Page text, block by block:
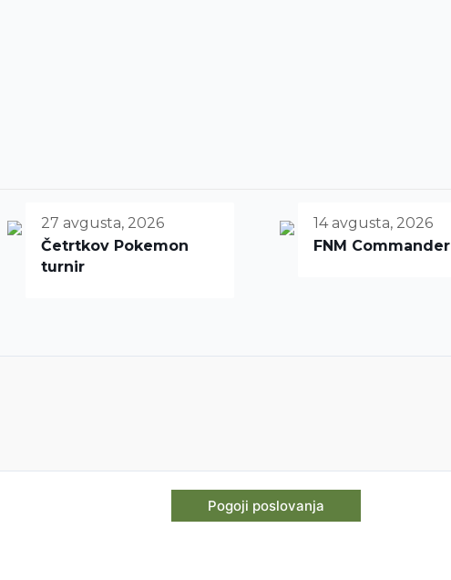
27 avgusta, 2026
Četrtkov Pokemon
turnir
14 avgusta, 2026
FNM Commander
Pogoji poslovanja